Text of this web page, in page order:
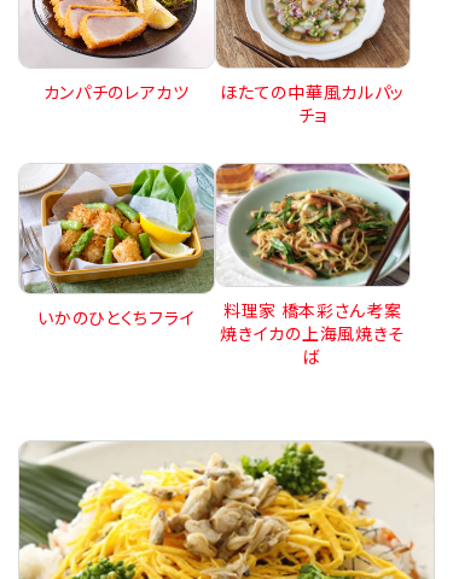
カンパチのレアカツ
ほたての中華風カルパッ
チョ
いかのひとくちフライ
料理家 橋本彩さん考案
焼きイカの上海風焼きそ
ば